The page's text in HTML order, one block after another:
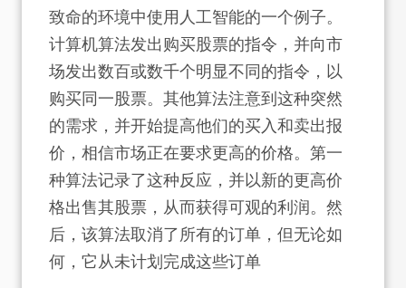
致命的环境中使用人工智能的一个例子。
计算机算法发出购买股票的指令，并向市
场发出数百或数千个明显不同的指令，以
购买同一股票。其他算法注意到这种突然
的需求，并开始提高他们的买入和卖出报
价，相信市场正在要求更高的价格。第一
种算法记录了这种反应，并以新的更高价
格出售其股票，从而获得可观的利润。然
后，该算法取消了所有的订单，但无论如
何，它从未计划完成这些订单